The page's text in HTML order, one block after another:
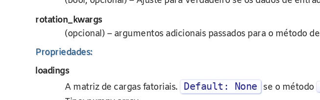
rotation_kwargs
(opcional) – argumentos adicionais passados para o método
Propriedades:
loadings
A matriz de cargas fatoriais.
Default: None se o método